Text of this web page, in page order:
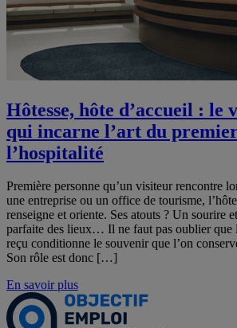
Hôtesse, hôte d’accueil : le
qui incarne l’art du
l’hospitalité
Première personne qu’un visiteur rencontre
une entreprise ou un office de tourisme,
renseigne et oriente. Ses atouts ? Un sourire
parfaite des lieux… Il ne faut pas oublier que
reçu conditionne le souvenir que l’on
Son rôle est donc […]
En savoir plus